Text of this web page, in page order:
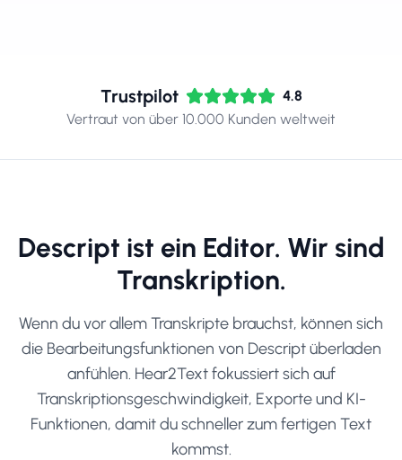
Trustpilot
4.8
Vertraut von über 10.000 Kunden weltweit
Descript ist ein Editor. Wir sind
Transkription.
Wenn du vor allem Transkripte brauchst, können sich
die Bearbeitungsfunktionen von Descript überladen
anfühlen. Hear2Text fokussiert sich auf
Transkriptionsgeschwindigkeit, Exporte und KI-
Funktionen, damit du schneller zum fertigen Text
kommst.